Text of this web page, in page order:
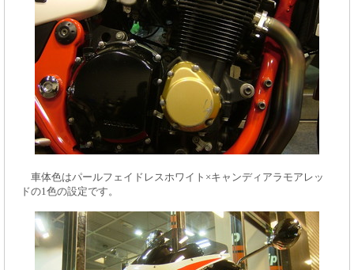
車体色はパールフェイドレスホワイト×キャンディアラモアレッ
ドの1色の設定です。